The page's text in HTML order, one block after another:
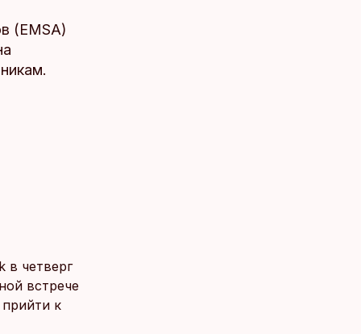
(EMSA)
в четверг
встрече
к